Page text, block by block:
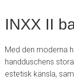
INXX II
Med den moderna
handduschens
estetisk känsla,